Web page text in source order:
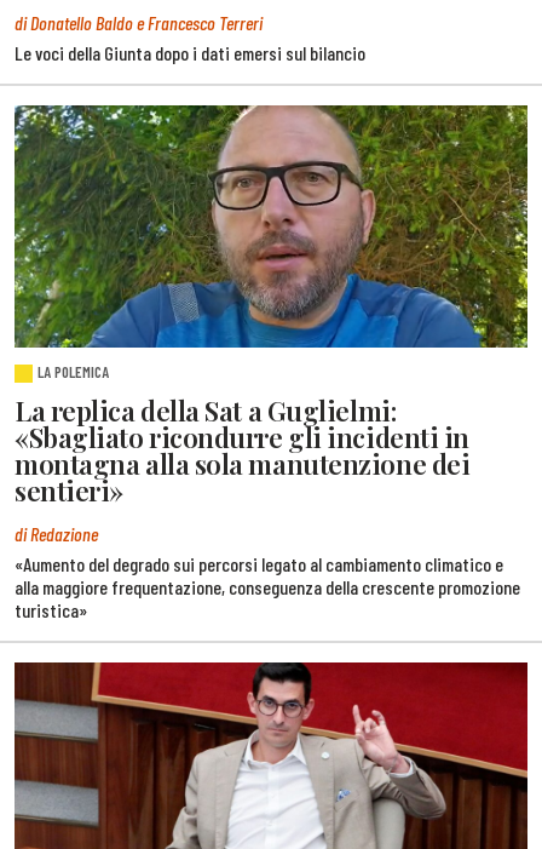
di Donatello Baldo e Francesco Terreri
Le voci della Giunta dopo i dati emersi sul bilancio
LA POLEMICA
La replica della Sat a Guglielmi:
«Sbagliato ricondurre gli incidenti in
montagna alla sola manutenzione dei
sentieri»
di Redazione
«Aumento del degrado sui percorsi legato al cambiamento climatico e
alla maggiore frequentazione, conseguenza della crescente promozione
turistica»